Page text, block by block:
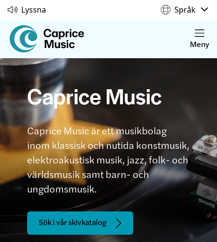
Lyssna Språk
Meny
Caprice Music
Caprice Music är ett musikbolag
inom klassisk och nutida konstmusik,
elektroakustisk musik, jazz, folk- och
världsmusik samt barn- och
ungdomsmusik.
Sök i vår skivkatalog